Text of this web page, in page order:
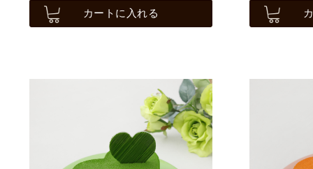
カートに入れる